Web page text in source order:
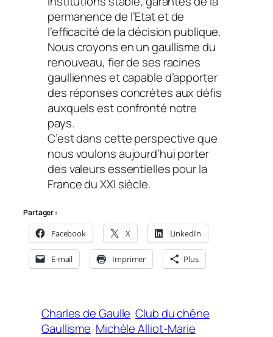
permanence de l’Etat et de
l’efficacité de la décision publique.
Nous croyons en un gaullisme du
renouveau, fier de ses racines
gaulliennes et capable d’apporter
des réponses concrètes aux défis
auxquels est confronté notre
pays.
C’est dans cette perspective que
nous voulons aujourd’hui porter
des valeurs essentielles pour la
France du XXI siècle.
Partager :
Facebook X LinkedIn
E-mail Imprimer Plus
Charles de Gaulle Club du chêne
Gaullisme Michèle Alliot-Marie